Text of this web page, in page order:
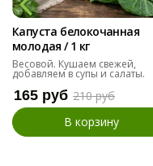
Капуста белокочанная
молодая / 1 кг
Весовой. Кушаем свежей,
добавляем в супы и салаты.
165 руб 210 руб
В корзину